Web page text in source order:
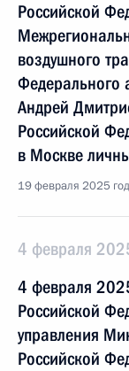
Российской
воздушного
Федерального
Андрей
Российской
в Москве
19 февраля 2025
4 февраля
4 февраля
Российской
управления
Российской